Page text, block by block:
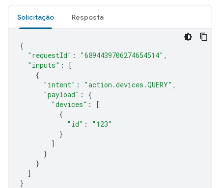
Solicitação Resposta
{
"requestId" : "6894439706274654514" ,
"inputs" :
[
{
"intent" : "action.devices.QUERY" ,
"payload" :
{
"devices" :
[
{
"id" :
"123"
}
]
}
}
]
}